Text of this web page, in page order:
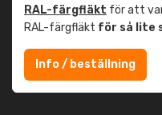
RAL-färgfläkt för att
RAL-färgfläkt för så lite
Info / beställning